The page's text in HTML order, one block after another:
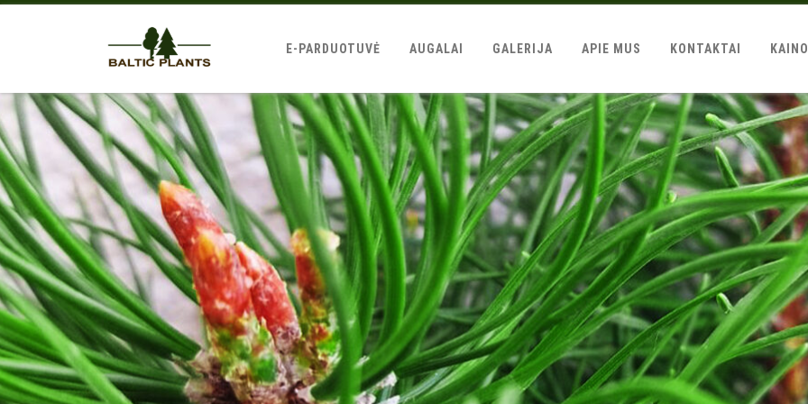
E-PARDUOTUVĖ AUGALAI GALERIJA APIE MUS KONTAKTAI